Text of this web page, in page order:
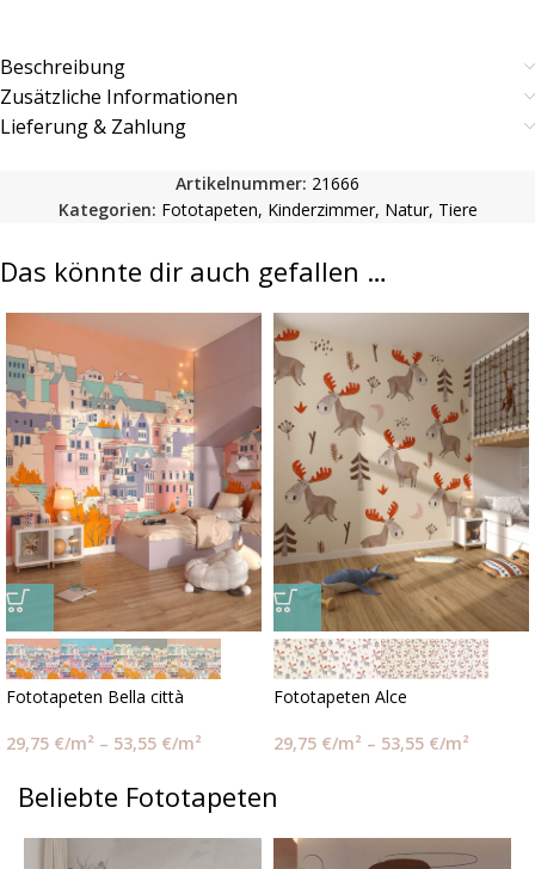
Beschreibung
Zusätzliche Informationen
Lieferung & Zahlung
Artikelnummer: 21666
Kategorien: Fototapeten, Kinderzimmer, Natur, Tiere
Das könnte dir auch gefallen …
Fototapeten Bella città
29,75 €/m² – 53,55 €/m²
Fototapeten Alce
29,75 €/m² – 53,55 €/m²
Beliebte Fototapeten